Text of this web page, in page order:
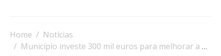
Home
Notícias
Município investe 300 mil euros para melhorar a Zona Industrial da Adua